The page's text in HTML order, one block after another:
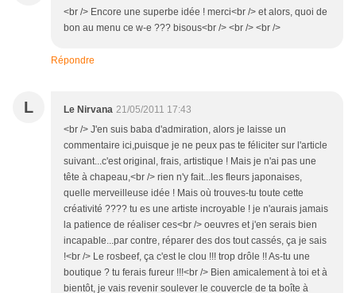
<br /> Encore une superbe idée ! merci<br /> et alors, quoi de
bon au menu ce w-e ??? bisous<br /> <br /> <br />
Répondre
L Le Nirvana 21/05/2011 17:43
<br /> J'en suis baba d'admiration, alors je laisse un
commentaire ici,puisque je ne peux pas te féliciter sur l'article
suivant...c'est original, frais, artistique ! Mais je n'ai pas une
tête à chapeau,<br /> rien n'y fait...les fleurs japonaises,
quelle merveilleuse idée ! Mais où trouves-tu toute cette
créativité ???? tu es une artiste incroyable ! je n'aurais jamais
la patience de réaliser ces<br /> oeuvres et j'en serais bien
incapable...par contre, réparer des dos tout cassés, ça je sais
!<br /> Le rosbeef, ça c'est le clou !!! trop drôle !! As-tu une
boutique ? tu ferais fureur !!!<br /> Bien amicalement à toi et à
bientôt, je vais revenir soulever le couvercle de ta boîte à